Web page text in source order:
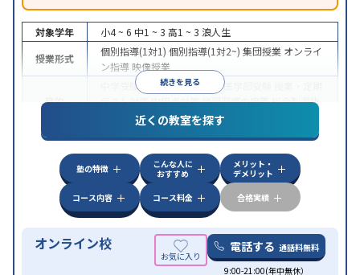
続きを見る
対象学年 小4 ~ 6 中1 ~ 3 高1 ~ 3 浪人生
授業形式
個別指導(1対1) 個別指導(1対2~) 集団授業 オンライ
ン指導 映像授業
目的
中学受験 高校受験大学受験 医学部受験
テスト対策内申点対策学習習慣の定着総合型選抜
(旧AO)対策 推薦入試対策学校別特化対策
特徴
中高一貫校生に対応特待生・奨学金制度あり成績
保証制度あり授業の振替可能 不登校生に対応
ライン対応
1科目から受講可能
季節講習のみの受講
近くの教室を探す
塾の特徴
こんな人に
おすすめ
メリット・
デメリット
コース内容
コース料金 合格実績
オンライン校 電話する 通話料無料
9:00-21:00(年中無休）